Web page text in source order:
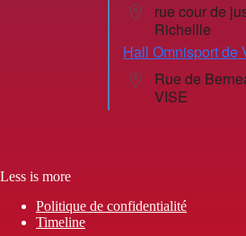
rue cour de
Richellle
Hall Omnisport de
Rue de
VISE
Less is more
Politique de confidentialité
Timeline